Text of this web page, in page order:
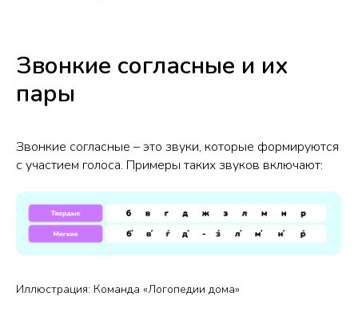
Звонкие согласные и их
пары
Звонкие согласные – это звуки, которые формируются
с участием голоса. Примеры таких звуков включают:
Иллюстрация: Команда «Логопедии дома»